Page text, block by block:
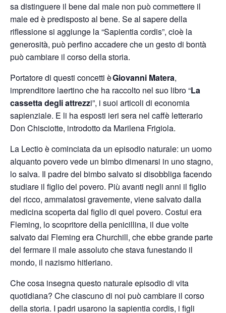
sa distinguere il bene dal male non può commettere il
male ed è predisposto al bene. Se al sapere della
riflessione si aggiunge la “Sapientia cordis”, cioè la
generosità, può perfino accadere che un gesto di bontà
può cambiare il corso della storia.
Portatore di questi concetti èGiovanni Matera,
imprenditore laertino che ha raccolto nel suo libro “La
cassetta degli attrezzi”, i suoi articoli di economia
sapienziale. E li ha esposti ieri sera nel caffè letterario
Don Chisciotte, introdotto da Marilena Frigiola.
La Lectio è cominciata da un episodio naturale: un uomo
alquanto povero vede un bimbo dimenarsi in uno stagno,
lo salva. Il padre del bimbo salvato si disobbliga facendo
studiare il figlio del povero. Più avanti negli anni il figlio
del ricco, ammalatosi gravemente, viene salvato dalla
medicina scoperta dal figlio di quel povero. Costui era
Fleming, lo scopritore della penicillina, il duevolte
salvato dai Fleming era Churchill, che ebbe grande parte
del fermare il male assoluto che stava funestando il
mondo, il nazismo hitleriano.
Che cosa insegna questo naturale episodio di vita
quotidiana? Che ciascuno di noi può cambiare il corso
della storia. I padri usarono la sapientia cordis, i figli